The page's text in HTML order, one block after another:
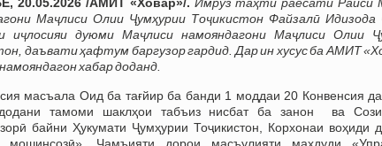
Маҷлиси Олии Ҷумҳурии Тоҷикистон Файзалӣ Идизода
иҷлосияи дуюми Маҷлиси намояндагони Маҷлиси Олии
даъвати ҳафтум баргузор гардид. Дар ин хусус ба АМИТ
хабар доданд.
масъала Оид ба тағйир ба банди 1 моддаи 20 Конвенсия
тамоми шаклҳои табъиз нисбат ба занон ва
байни Ҳукумати Ҷумҳурии Тоҷикистон, Корхонаи воҳиди